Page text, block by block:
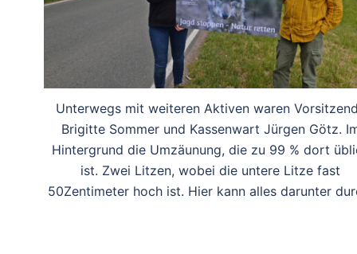
Unterwegs mit weiteren Aktiven waren
Brigitte Sommer und Kassenwart Jürgen Götz.
Hintergrund die Umzäunung, die zu 99 % dort
ist. Zwei Litzen, wobei die untere Litze fast
50Zentimeter hoch ist. Hier kann alles darunter